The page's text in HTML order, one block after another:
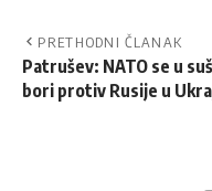
PRETHODNI ČLANAK
Patrušev: NATO se u
bori protiv Rusije u